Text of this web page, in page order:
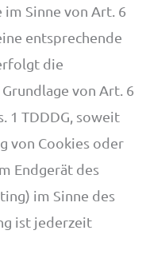
Sinne von Art. 6
entsprechende
die
von Art. 6
1 TDDDG, soweit
von Cookies oder
Endgerät des
im Sinne des
ist jederzeit